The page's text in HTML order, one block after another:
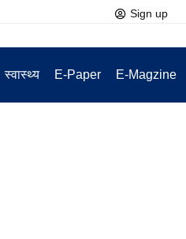
Sign up
स्वास्थ्य E-Paper E-Magzine